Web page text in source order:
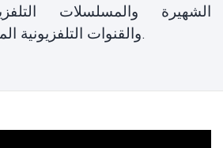
الشهيرة والمسلسلات
والقنوات التلفزيونية المباشرة تحت تصرفك.